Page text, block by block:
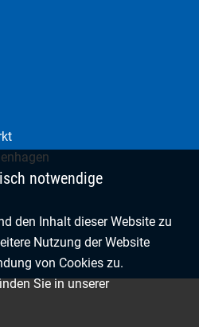
notwendige
den Inhalt dieser Website zu
Nutzung der Website
von Cookies zu.
Sie in unserer